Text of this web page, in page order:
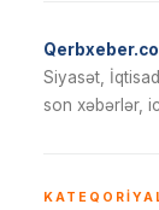
Siyasət,
son xəbərlər,